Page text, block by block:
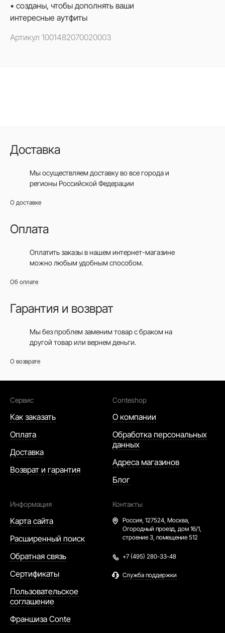
• созданы, чтобы дополнять ваши
интересные аутфиты
Артикул 1001482070020003
Доставка
Мы осуществляем доставку во все городаи
регионы Российской Федерации
О доставке
Оплата
Оплатить заказы в нашем интернет-магазине
можно любым удобным способом.
Об оплате
Гарантия и возврат
Мы без проблем заменим товар с браком на
другой товар или вернем деньги.
О возврате
Сервис
Как заказать
Оплата
Доставка
Возврат и гарантия
Conteshop
О компании
Обработка персональных
данных
Адреса магазинов
Блог
Информация
Карта сайта
Расширенный поиск
Обратная связь
Сертификаты
Пользовательское
соглашение
Франшиза Conte
Контакты
Россия, 127524, Москва,
Огородный проезд, дом 16/1,
строение 3, помещение 512
+7 (495) 280-33-48
Служба поддержки